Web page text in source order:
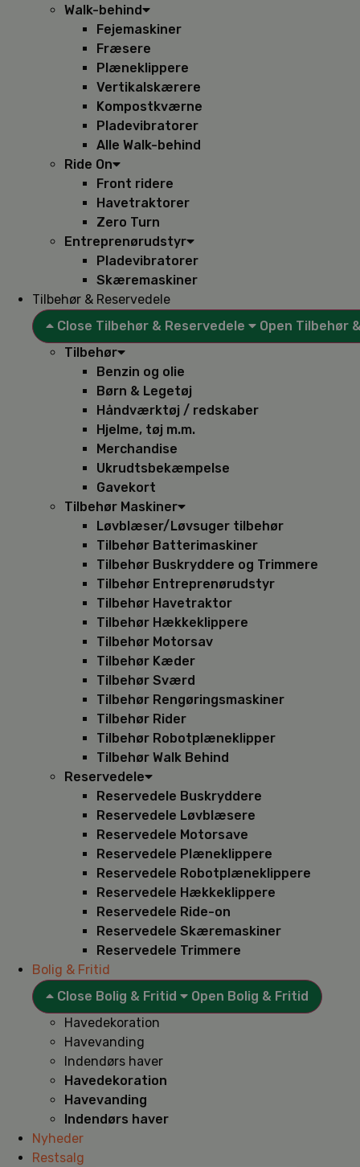
Walk-behind
Fejemaskiner
Fræsere
Plæneklippere
Vertikalskærere
Kompostkværne
Pladevibratorer
Alle Walk-behind
Ride On
Front ridere
Havetraktorer
Zero Turn
Entreprenørudstyr
Pladevibratorer
Skæremaskiner
Tilbehør & Reservedele
Close Tilbehør & Reservedele
Open Tilbehør
Tilbehør
Benzin og olie
Børn & Legetøj
Håndværktøj / redskaber
Hjelme, tøj m.m.
Merchandise
Ukrudtsbekæmpelse
Gavekort
Tilbehør Maskiner
Løvblæser/Løvsuger tilbehør
Tilbehør Batterimaskiner
Tilbehør Buskryddere og Trimmere
Tilbehør Entreprenørudstyr
Tilbehør Havetraktor
Tilbehør Hækkeklippere
Tilbehør Motorsav
Tilbehør Kæder
Tilbehør Sværd
Tilbehør Rengøringsmaskiner
Tilbehør Rider
Tilbehør Robotplæneklipper
Tilbehør Walk Behind
Reservedele
Reservedele Buskryddere
Reservedele Løvblæsere
Reservedele Motorsave
Reservedele Plæneklippere
Reservedele Robotplæneklippere
Reservedele Hækkeklippere
Reservedele Ride-on
Reservedele Skæremaskiner
Reservedele Trimmere
Bolig & Fritid
Close Bolig & Fritid
Open Bolig & Fritid
Havedekoration
Havevanding
Indendørs haver
Havedekoration
Havevanding
Indendørs haver
Nyheder
Restsalg